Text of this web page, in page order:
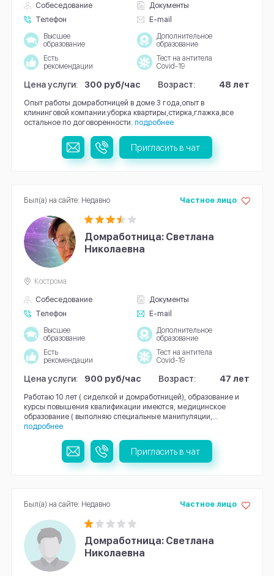
Собеседование
Документы
Телефон
E-mail
Высшее
образование
Дополнительное
образование
Есть
рекомендации
Тест на антитела
Covid-19
Цена услуги: 300 руб/час Возраст: 48 лет
Опыт работы домработницей в доме 3 года,опыт в
клининговой компании.уборка квартиры,стирка,глажка,все
остальное по договоренности. подробнее
Пригласить в чат
Домработница: Светлана
Николаевна
Собеседование
Документы
Телефон
E-mail
Частное лицо
Кострома
Высшее
образование
Дополнительное
образование
Есть
рекомендации
Тест на антитела
Covid-19
Цена услуги: 900 руб/час Возраст: 47 лет
Работаю 10 лет ( сиделкой и домработницей), образование и
курсы повышения квалификации имеются, медицинское
образование ( выполняю специальные манипуляции,...
подробнее
Был(а) на сайте: Недавно
Пригласить в чат
Домработница: Светлана
Николаевна
Частное лицо
Был(а) на сайте: Недавно